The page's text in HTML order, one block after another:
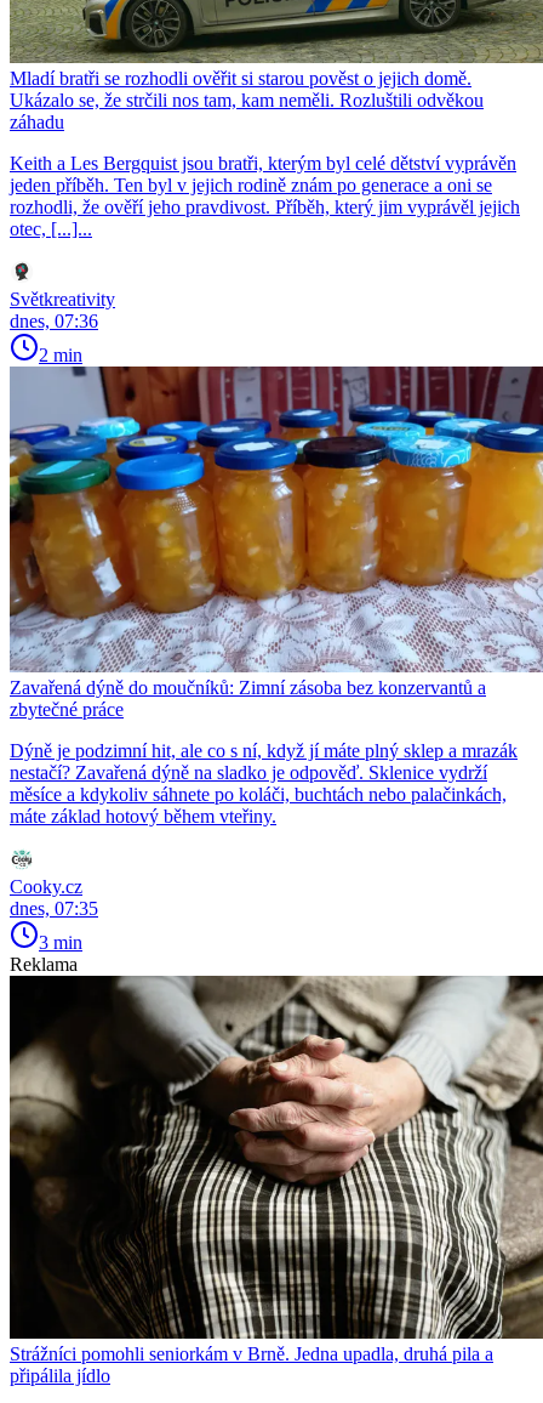
Mladí bratři se rozhodli ověřit si starou pověst o jejich domě.
Ukázalo se, že strčili nos tam, kam neměli. Rozluštili odvěkou
záhadu
Keith a Les Bergquist jsou bratři, kterým byl celé dětství vyprávěn
jeden příběh. Ten byl v jejich rodině znám po generace a oni se
rozhodli, že ověří jeho pravdivost. Příběh, který jim vyprávěl jejich
otec, [...]...
Světkreativity
dnes, 07:36
2 min
Zavařená dýně do moučníků: Zimní zásoba bez konzervantů a
zbytečné práce
Dýně je podzimní hit, ale co s ní, když jí máte plný sklep a mrazák
nestačí? Zavařená dýně na sladko je odpověď. Sklenice vydrží
měsíce a kdykoliv sáhnete po koláči, buchtách nebo palačinkách,
máte základ hotový během vteřiny.
Cooky.cz
dnes, 07:35
3 min
Reklama
Strážníci pomohli seniorkám v Brně. Jedna upadla, druhá pila a
připálila jídlo